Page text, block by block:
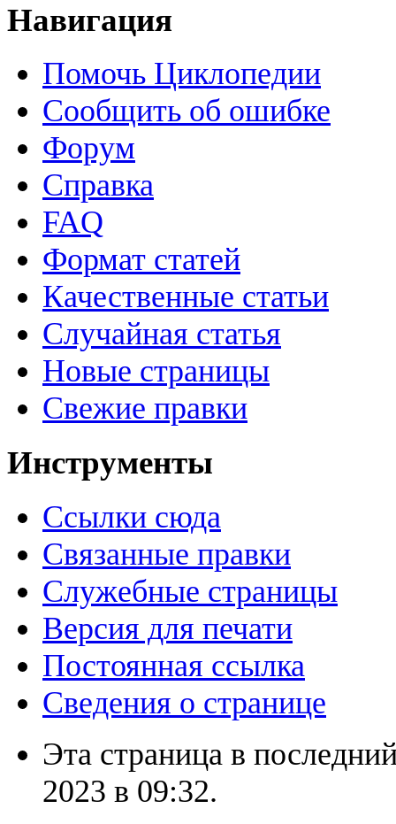
Навигация
Помочь Циклопедии
Сообщить об ошибке
Форум
Справка
FAQ
Формат статей
Качественные статьи
Случайная статья
Новые страницы
Свежие правки
Инструменты
Ссылки сюда
Связанные правки
Служебные страницы
Версия для печати
Постоянная ссылка
Сведения о странице
Эта страница в
2023 в 09:32.